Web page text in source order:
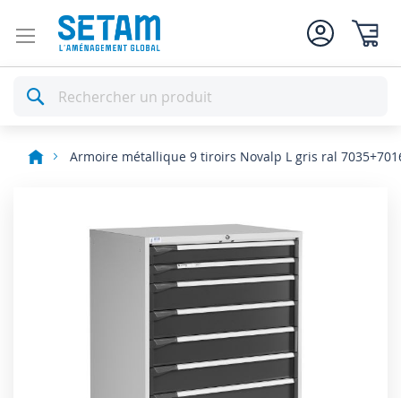
Rechercher
Armoire métallique 9 tiroirs Novalp L gris ral